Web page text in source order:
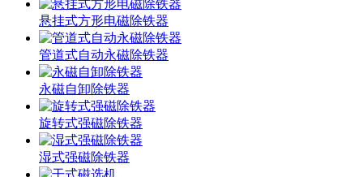
悬挂式方形电磁除铁器
管道式自动永磁除铁器
永磁自卸除铁器
旋转式强磁除铁器
湿式强磁除铁器